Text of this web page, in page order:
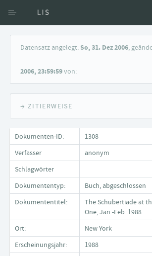
Zugang über Verfasser
Suche nach Schlagwort
Datensatz angelegt:So, 31. Dez 2006,
2006, 23:59:59von:
→ ZITIERWEISE
Dokumenten-ID:
1308
Verfasser
anonym
Schlagwörter
Dokumententyp:
Buch, abgeschlossen
Dokumententitel:
The Schubertiade at
One, Jan.-Feb. 1988
Ort:
New York
Erscheinungsjahr:
1988